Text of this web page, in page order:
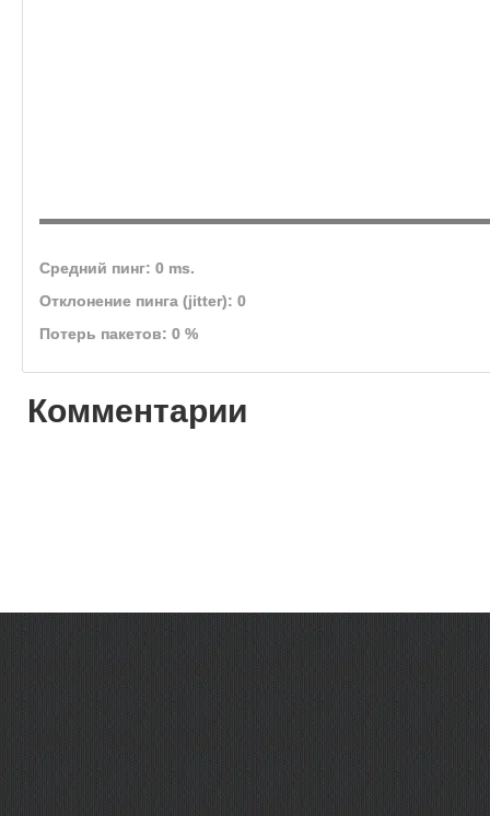
Средний пинг: 0 ms.
Отклонение пинга (jitter): 0
Потерь пакетов: 0 %
Комментарии